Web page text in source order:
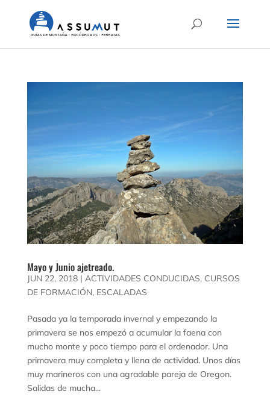
Mayo y Junio ajetreado.
JUN 22, 2018| ACTIVIDADES CONDUCIDAS, CURSOS
DE FORMACIÓN, ESCALADAS
Pasada ya la temporada invernal y empezando la
primavera se nos empezó a acumular la faena con
mucho monte y poco tiempo para el ordenador. Una
primavera muy completa y llena de actividad. Unos días
muy marineros con una agradable pareja de Oregon.
Salidas de mucha...